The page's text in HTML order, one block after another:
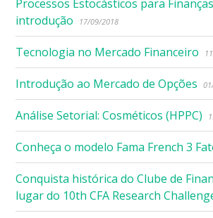
Processos Estocásticos para
introdução
17/09/2018
Tecnologia no Mercado Financeiro
Introdução ao Mercado de Opções
Análise Setorial: Cosméticos (HPPC)
Conheça o modelo Fama French 3
Conquista histórica do Clube de
lugar do 10th CFA Research